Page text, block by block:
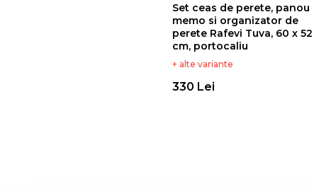
Set ceas de perete, panou
memo si organizator de
perete Rafevi Tuva, 60 x 52
cm, portocaliu
+ alte variante
330 Lei